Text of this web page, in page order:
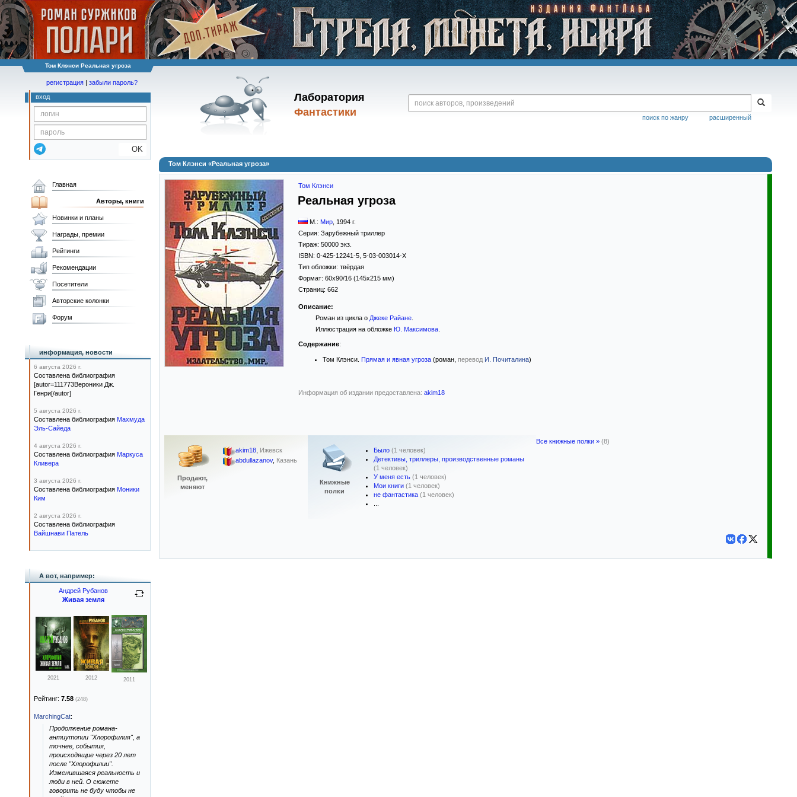
Том Клэнси Реальная угроза
Лаборатория
Фантастики
расширенный
поиск по жанру
регистрация | забыли пароль?
вход
OK
Том Клэнси «Реальная угроза»
Том Клэнси
Реальная угроза
М.: Мир 1994 г.
Серия: Зарубежный триллер
Тираж: 50000 экз.
ISBN: 0-425-12241-5, 5-03-003014-X
Тип обложки: твёрдая
Формат: 60x90/16 (145x215 мм)
Страниц: 662
Описание:
Роман из цикла о Джеке Райане.
Иллюстрация на обложке Ю. Максимова.
Содержание:
Том Клэнси. Прямая и явная угроза (роман, перевод И. Почиталина)
Информация об издании предоставлена: akim18
Продают,
меняют
akim18, Ижевск
abdullazanov, Казань
Книжные
полки
Было (1 человек)
Детективы, триллеры, производственные романы
(1 человек)
У меня есть (1 человек)
Мои книги (1 человек)
не фантастика (1 человек)
Все книжные полки » (8)
Главная
Авторы, книги
Новинки и планы
Награды, премии
Рейтинги
Рекомендации
Посетители
Авторские колонки
Форум
информация, новости
6 августа 2026 г.
Составлена библиография
[autor=111773Вероники Дж.
Генри[/autor]
5 августа 2026 г.
Составлена библиография Махмуда
Эль-Сайеда
4 августа 2026 г.
Составлена библиография Маркуса
Кливера
3 августа 2026 г.
Составлена библиография Моники
Ким
2 августа 2026 г.
Составлена библиография
Вайшнави Патель
А вот, например:
Андрей Рубанов
Живая земля
2021 2012 2011
Рейтинг: 7.58 (248)
MarchingCat:
Продолжение романа-
антиутопии "Хлорофилия", а
точнее, события,
происходящие через 20 лет
после "Хлорофилии".
Изменившаяся реальность и
люди в ней. О сюжете
говорить не буду чтобы не